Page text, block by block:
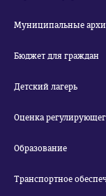
Муниципальные
Бюджет для граждан
Детский лагерь
Оценка
Образование
Транспортное